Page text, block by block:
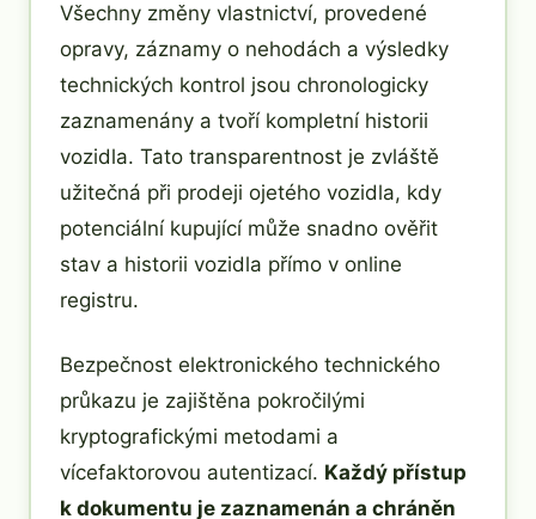
Všechny změny vlastnictví, provedené
opravy, záznamy o nehodách a výsledky
technických kontrol jsou chronologicky
zaznamenány a tvoří kompletní historii
vozidla. Tato transparentnost je zvláště
užitečná při prodeji ojetého vozidla, kdy
potenciální kupující může snadno ověřit
stav a historii vozidla přímo v online
registru.
Bezpečnost elektronického technického
průkazu je zajištěna pokročilými
kryptografickými metodami a
vícefaktorovou autentizací. Každý přístup
k dokumentu je zaznamenán a chráněn